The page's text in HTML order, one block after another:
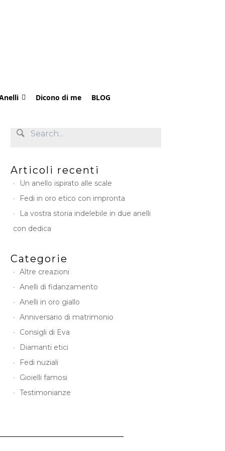
Dicono di me BLOG
Articoli recenti
Un anello ispirato alle scale
Fedi in oro etico con impronta
La vostra storia indelebile in due anelli
con dedica
Categorie
Altre creazioni
Anelli di fidanzamento
Anelli in oro giallo
Anniversario di matrimonio
Consigli di Eva
Diamanti etici
Fedi nuziali
Gioielli famosi
Testimonianze